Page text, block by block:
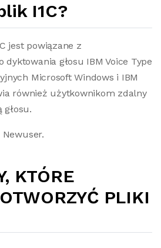
I1C?
jest powiązane z
głosu IBM Voice Type
Microsoft Windows i IBM
również użytkownikom zdalny
Newuser.
KTÓRE
PLIKI